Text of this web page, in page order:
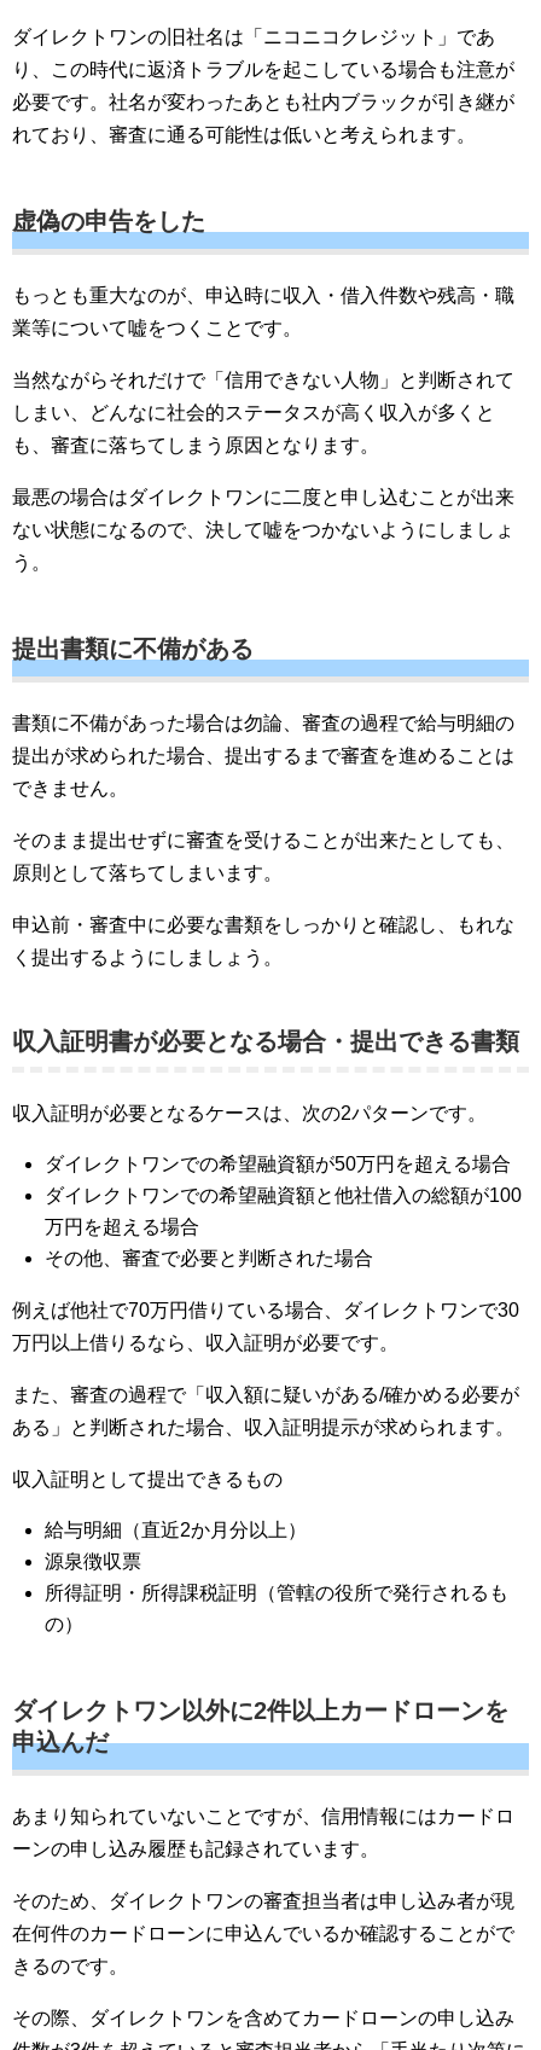
ダイレクトワンの旧社名は「ニコニコクレジット」であ
り、この時代に返済トラブルを起こしている場合も注意が
必要です。社名が変わったあとも社内ブラックが引き継が
れており、審査に通る可能性は低いと考えられます。
虚偽の申告をした
もっとも重大なのが、申込時に収入・借入件数や残高・職
業等について嘘をつくことです。
当然ながらそれだけで「信用できない人物」と判断されて
しまい、どんなに社会的ステータスが高く収入が多くと
も、審査に落ちてしまう原因となります。
最悪の場合はダイレクトワンに二度と申し込むことが出来
ない状態になるので、決して嘘をつかないようにしましょ
う。
提出書類に不備がある
書類に不備があった場合は勿論、審査の過程で給与明細の
提出が求められた場合、提出するまで審査を進めることは
できません。
そのまま提出せずに審査を受けることが出来たとしても、
原則として落ちてしまいます。
申込前・審査中に必要な書類をしっかりと確認し、もれな
く提出するようにしましょう。
収入証明書が必要となる場合・提出できる書類
収入証明が必要となるケースは、次の2パターンです。
ダイレクトワンでの希望融資額が50万円を超える場合
ダイレクトワンでの希望融資額と他社借入の総額が100
万円を超える場合
その他、審査で必要と判断された場合
例えば他社で70万円借りている場合、ダイレクトワンで30
万円以上借りるなら、収入証明が必要です。
また、審査の過程で「収入額に疑いがある/確かめる必要が
ある」と判断された場合、収入証明提示が求められます。
収入証明として提出できるもの
給与明細（直近2か月分以上）
源泉徴収票
所得証明・所得課税証明（管轄の役所で発行されるも
の）
ダイレクトワン以外に2件以上カードローンを
申込んだ
あまり知られていないことですが、信用情報にはカードロ
ーンの申し込み履歴も記録されています。
そのため、ダイレクトワンの審査担当者は申し込み者が現
在何件のカードローンに申込んでいるか確認することがで
きるのです。
その際、ダイレクトワンを含めてカードローンの申し込み